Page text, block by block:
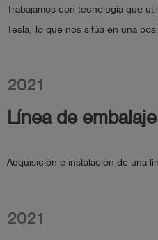
Trabajamos con tecnología que
Tesla, lo que nos sitúa en una
2021
Línea de embalaje
Adquisición e instalación de una
2021